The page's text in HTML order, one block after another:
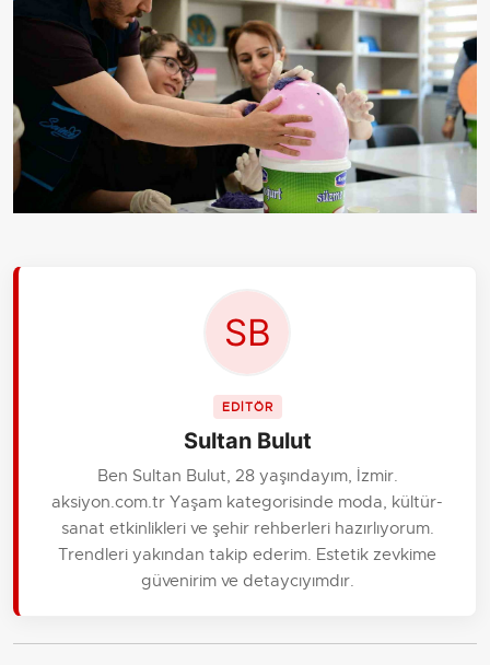
EDİTÖR
Sultan Bulut
Ben Sultan Bulut, 28 yaşındayım, İzmir.
aksiyon.com.tr Yaşam kategorisinde moda, kültür-
sanat etkinlikleri ve şehir rehberleri hazırlıyorum.
Trendleri yakından takip ederim. Estetik zevkime
güvenirim ve detaycıyımdır.